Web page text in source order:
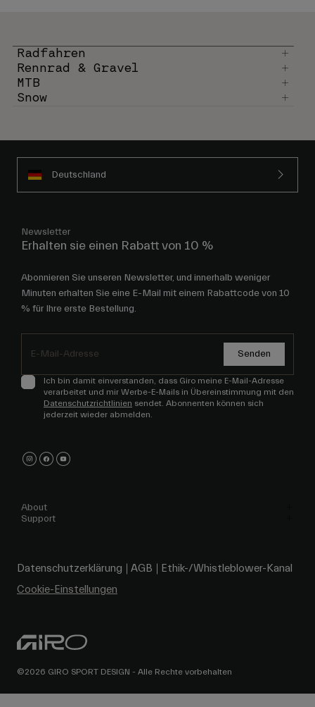
Radfahren
Rennrad & Gravel
MTB
Snow
Deutschland
Newsletter
Erhalten sie einen Rabatt von 10 %
Abonnieren Sie unseren Newsletter, und innerhalb weniger
Minuten erhalten Sie eine E-Mail mit einem Rabattcode von 10
% für Ihre erste Bestellung.
Senden
Ich bin damit einverstanden, dass Giro meine E-Mail-Adresse
verarbeitet und mir Werbe-E-Mails in Übereinstimmung mit den
Datenschutzrichtlinien sendet. Abonnenten können sich
jederzeit wieder abmelden.
About
Support
Datenschutzerklärung AGB
Ethik-/Whistleblower-Kanal
Cookie-Einstellungen
©2026 GIRO SPORT DESIGN - Alle Rechte vorbehalten